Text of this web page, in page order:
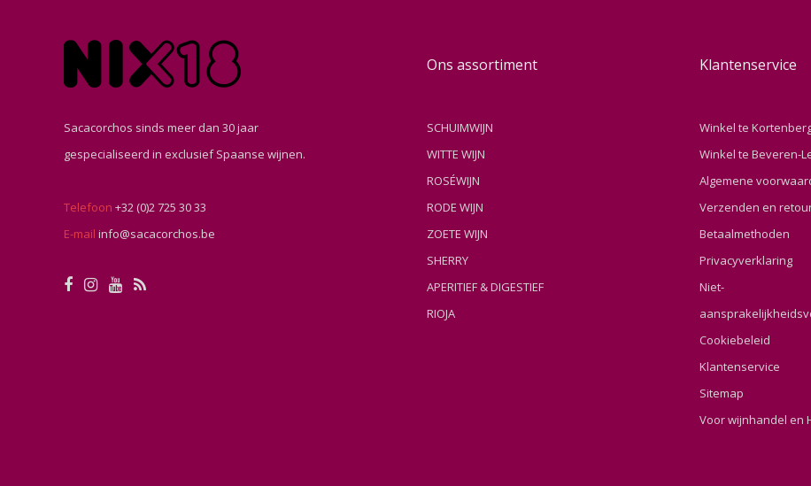
Sacacorchos sinds meer dan 30 jaar
gespecialiseerd in exclusief Spaanse wijnen.
Telefoon +32 (0)2 725 30 33
E-mail info@sacacorchos.be
Ons assortiment
SCHUIMWIJN
WITTE WIJN
ROSÉWIJN
RODE WIJN
ZOETE WIJN
SHERRY
APERITIEF & DIGESTIEF
RIOJA
Klantenservice
Winkel te
Winkel te Beveren-
Algemene
Verzenden en
Betaalmethoden
Privacyverklaring
Niet-
Cookiebeleid
Klantenservice
Sitemap
Voor wijnhandel en